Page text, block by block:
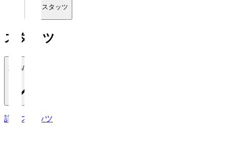
詳細スタッツ
スタッツ
2026/27
詳細スタッツ